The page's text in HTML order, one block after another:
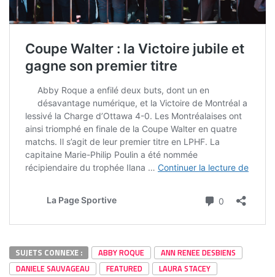
SUJETS CONNEXE : ABBY ROQUE
ANN RENEE DESBIENS
DANIELE SAUVAGEAU
FEATURED
LAURA STACEY